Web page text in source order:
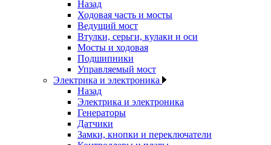
Назад
Ходовая часть и мосты
Ведущий мост
Втулки, серьги, кулаки и оси
Мосты и ходовая
Подшипники
Управляемый мост
Электрика и электроника
Назад
Электрика и электроника
Генераторы
Датчики
Замки, кнопки и переключатели